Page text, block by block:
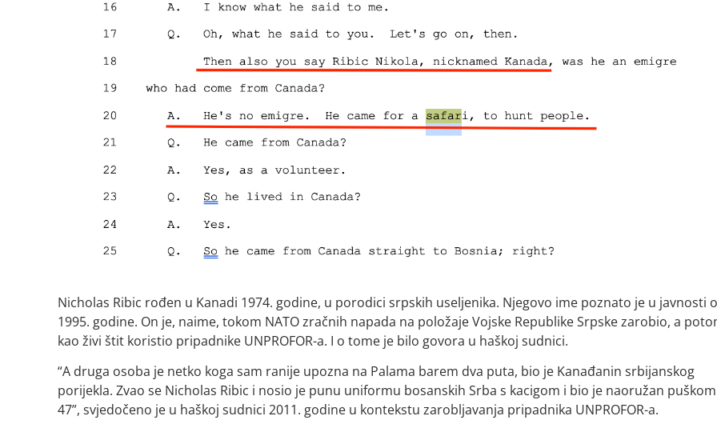
Nicholas Ribic rođen u Kanadi 1974. godine, u porodici srpskih useljenika. Njegovo ime poznato je u javnosti
1995. godine. On je, naime, tokom NATO zračnih napada na položaje Vojske Republike Srpske zarobio, a
kao živi štit koristio pripadnike UNPROFOR-a. I o tome je bilo govora u haškoj sudnici.
“A druga osoba je netko koga sam ranije upozna na Palama barem dva puta, bio je Kanađanin srbijanskog
porijekla. Zvao se Nicholas Ribic i nosio je punu uniformu bosanskih Srba s kacigom i bio je naoružan puškom
47”, svjedočeno je u haškoj sudnici 2011. godine u kontekstu zarobljavanja pripadnika UNPROFOR-a.